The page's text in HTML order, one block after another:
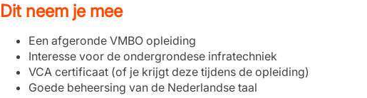
Dit neem je mee
Een afgeronde VMBO opleiding
Interesse voor de ondergrondese infratechniek
VCA certificaat (of je krijgt deze tijdens de opleiding)
Goede beheersing van de Nederlandse taal